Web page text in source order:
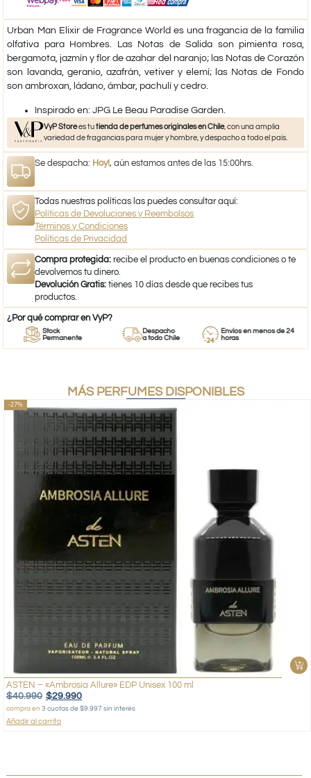
Urban Man Elixir de Fragrance World es una fragancia de la familia
olfativa para Hombres. Las Notas de Salida son pimienta rosa,
bergamota, jazmín y flor de azahar del naranjo; las Notas de Corazón
son lavanda, geranio, azafrán, vetiver y elemí; las Notas de Fondo
son ambroxan, ládano, ámbar, pachulí y cedro.
​Inspirado en: JPG Le Beau Paradise Garden.
VyP Storees tutienda de perfumes originales en Chile, con una amplia
variedad de fragancias para mujer y hombre, y despacho a todo el país.
Se despacha: Hoy!, aún estamos antes de las 15:00hrs.
Todas nuestras políticas las puedes consultar aquí:
Políticas de Devoluciones y Reembolsos
Términos y Condiciones
Políticas de Privacidad
Compra protegida: recibe el producto en buenas condiciones o te
devolvemos tu dinero.
Devolución Gratis: tienes 10 días desde que recibes tus
productos.
¿Por qué comprar en VyP?
Stock
Permanente
Despacho
a todo Chile
Envíos en menos de 24
horas
MÁS PERFUMES DISPONIBLES
-27%
ASTEN – «Ambrosia Allure» EDP Unisex 100 ml
$40.990 $29.990
compra en 3 cuotas de $9.997 sin interés
Añadir al carrito